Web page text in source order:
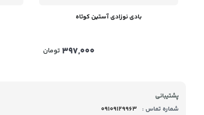
بادی نوزادی آستین کوتاه
397,000 تومان
پشتیبانی
شماره تماس :
09109129963